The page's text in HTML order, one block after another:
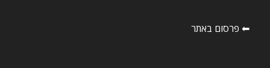
⬅ פרסום באתר